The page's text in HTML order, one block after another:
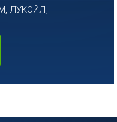
ЛУКОЙЛ,